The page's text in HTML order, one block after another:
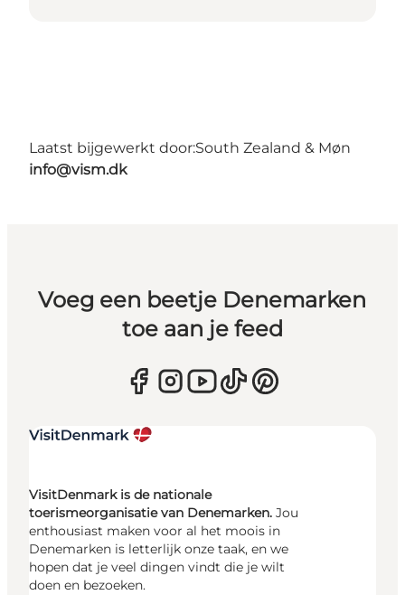
Laatst bijgewerkt door:South Zealand & Møn
info@vism.dk
Voeg een beetje Denemarken
toe aan je feed
VisitDenmark is de nationale
toerismeorganisatie van Denemarken. Jou
enthousiast maken voor al het moois in
Denemarken is letterlijk onze taak, en we
hopen dat je veel dingen vindt die je wilt
doen en bezoeken.